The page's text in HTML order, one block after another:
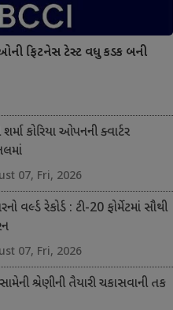
ફિટનેસ ટેસ્ટ વધુ કડક બની
શર્મા કોરિયા ઓપનની ક્વાર્ટર
07, Fri, 2026
વર્લ્ડ રેકોર્ડ : ટી-20 ફોર્મેટમાં સૌથી
07, Fri, 2026
શ્રેણીની તૈયારી ચકાસવાની તક